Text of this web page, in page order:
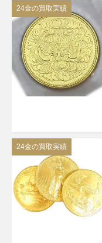
24金の買取実績
24金の買取実績